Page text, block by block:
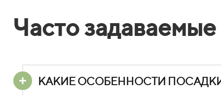
Часто
КАКИЕ ОСОБЕННОСТИ